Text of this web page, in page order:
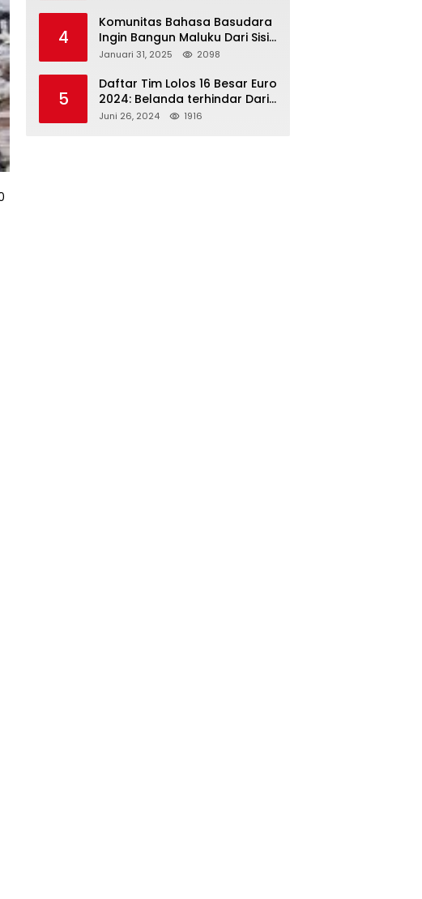
4
Komunitas Bahasa Basudara
Ingin Bangun Maluku Dari Sisi
Bahasa
Januari 31, 2025 2098
5
Daftar Tim Lolos 16 Besar Euro
2024: Belanda terhindar Dari
Spanyol dan Ingriss, Prancis
Juni 26, 2024 1916